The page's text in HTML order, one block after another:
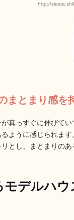
http://
まとまり感を
真っすぐに伸びて
ように感じられま
とし、まとまりのあ
モデルハ